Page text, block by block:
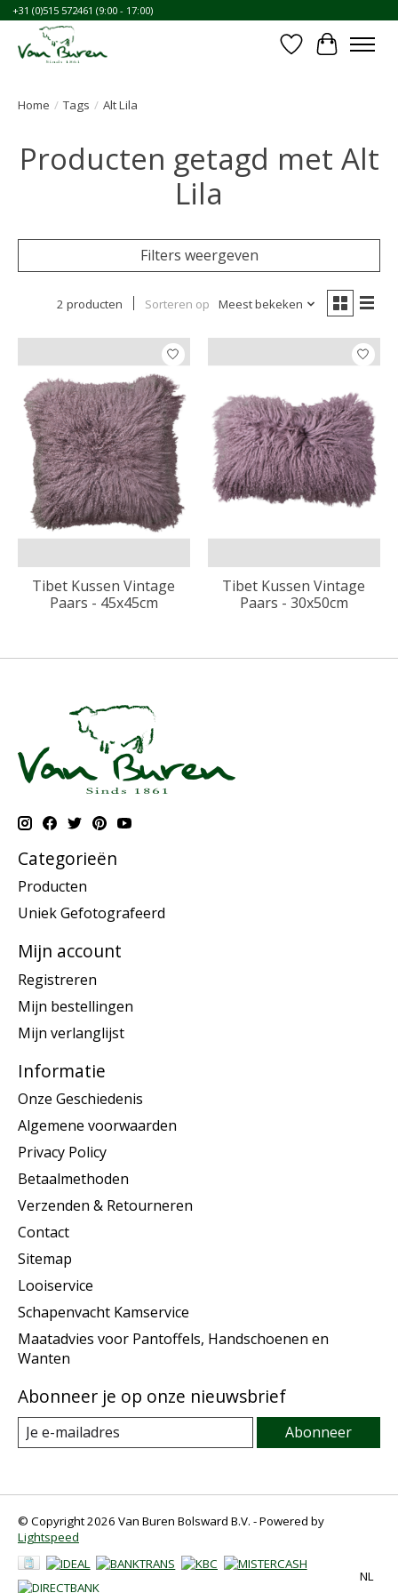
+31 (0)515 572461 (9:00 - 17:00)
Verlanglijst
Home / Tags / Alt Lila
Producten getagd met Alt
Lila
Filters weergeven
2 producten Sorteren op Meest bekeken
Tibet Kussen Vintage
Paars - 45x45cm
Tibet Kussen Vintage
Paars - 30x50cm
Categorieën
Producten
Uniek Gefotografeerd
Mijn account
Registreren
Mijn bestellingen
Mijn verlanglijst
Informatie
Onze Geschiedenis
Algemene voorwaarden
Privacy Policy
Betaalmethoden
Verzenden & Retourneren
Contact
Sitemap
Looiservice
Schapenvacht Kamservice
Maatadvies voor Pantoffels, Handschoenen en
Wanten
Abonneer je op onze nieuwsbrief
Abonneer
© Copyright 2026 Van Buren Bolsward B.V. - Powered by
Lightspeed
NL